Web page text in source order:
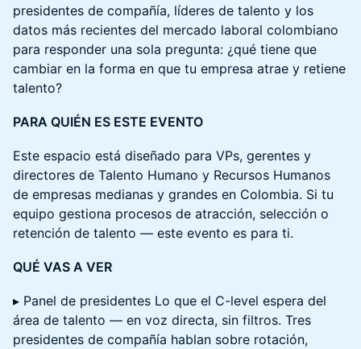
presidentes de compañía, líderes de talento y los
datos más recientes del mercado laboral colombiano
para responder una sola pregunta: ¿qué tiene que
cambiar en la forma en que tu empresa atrae y retiene
talento?
PARA QUIÉN ES ESTE EVENTO
Este espacio está diseñado para VPs, gerentes y
directores de Talento Humano y Recursos Humanos
de empresas medianas y grandes en Colombia. Si tu
equipo gestiona procesos de atracción, selección o
retención de talento — este evento es para ti.
QUÉ VAS A VER
▸ Panel de presidentes Lo que el C-level espera del
área de talento — en voz directa, sin filtros. Tres
presidentes de compañía hablan sobre rotación,